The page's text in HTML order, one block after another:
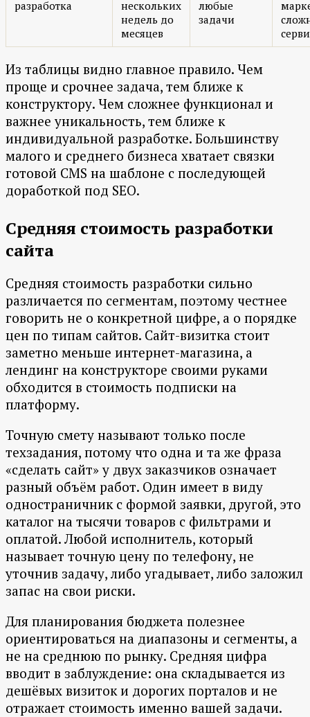
разработка
нескольких
недель до
месяцев
любые
задачи
Из таблицы видно главное правило. Чем
проще и срочнее задача, тем ближе к
конструктору. Чем сложнее функционал и
важнее уникальность, тем ближе к
индивидуальной разработке. Большинству
малого и среднего бизнеса хватает связки
готовой CMS на шаблоне с последующей
доработкой под SEO.
Средняя стоимость разработки
сайта
Средняя стоимость разработки сильно
различается по сегментам, поэтому честнее
говорить не о конкретной цифре, а о порядке
цен по типам сайтов. Сайт-визитка стоит
заметно меньше интернет-магазина, а
лендинг на конструкторе своими руками
обходится в стоимость подписки на
платформу.
Точную смету называют только после
техзадания, потому что одна и та же фраза
«сделать сайт» у двух заказчиков означает
разный объём работ. Один имеет в виду
одностраничник с формой заявки, другой, это
каталог на тысячи товаров с фильтрами и
оплатой. Любой исполнитель, который
называет точную цену по телефону, не
уточнив задачу, либо угадывает, либо заложил
запас на свои риски.
Для планирования бюджета полезнее
ориентироваться на диапазоны и сегменты, а
не на среднюю по рынку. Средняя цифра
вводит в заблуждение: она складывается из
дешёвых визиток и дорогих порталов и не
отражает стоимость именно вашей задачи.